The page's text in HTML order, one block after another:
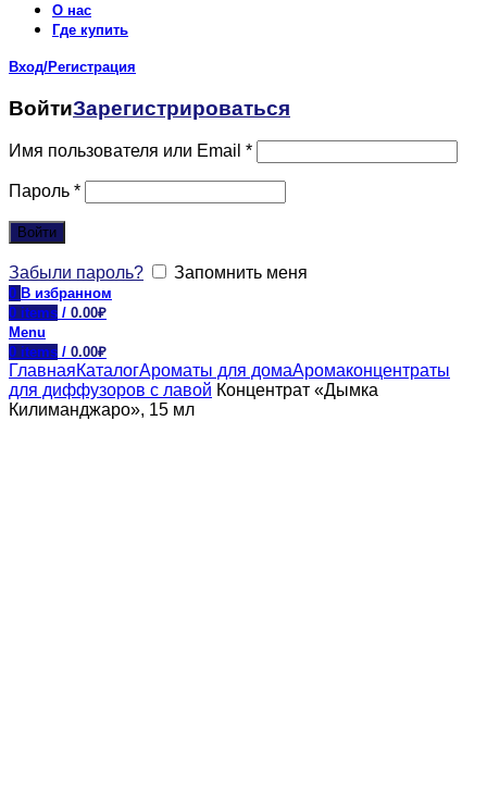
О нас
Где купить
Вход/Регистрация
ВойтиЗарегистрироваться
Имя пользователя или Email *
Пароль *
Войти
Забыли пароль? Запомнить меня
0 В избранном
0 items / 0.00₽
Menu
0 items / 0.00₽
ГлавнаяКаталогАроматы для домаАромаконцентраты
для диффузоров с лавой Концентрат «Дымка
Килиманджаро», 15 мл